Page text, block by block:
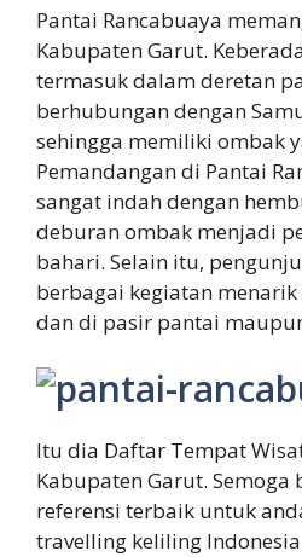
Pantai Rancabuaya
Kabupaten Garut.
termasuk dalam deretan
berhubungan dengan
sehingga memiliki ombak
Pemandangan di Pantai
sangat indah dengan
deburan ombak menjadi
bahari. Selain itu,
berbagai kegiatan
dan di pasir pantai
Itu dia Daftar Tempat
Kabupaten Garut. Semoga
referensi terbaik untuk
travelling keliling